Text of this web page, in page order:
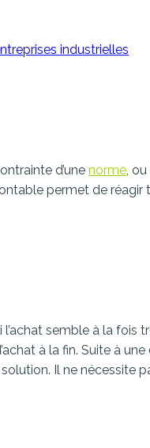
industrielles
d’une norme,
permet de réagir
l’achat semble à la fois
à la fin. Suite à
Il ne nécessite